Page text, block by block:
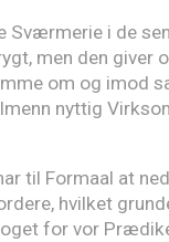
Sværmerie i de
men den giver
om og imod
nyttig
til Formaal at
hvilket
for vor